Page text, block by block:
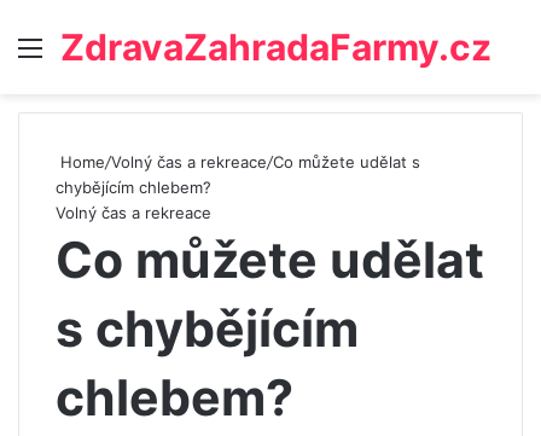
Menu
ZdravaZahradaFarmy.cz
Home/Volný čas a rekreace/Co můžete udělat s
chybějícím chlebem?
Volný čas a rekreace
Co můžete udělat
s chybějícím
chlebem?